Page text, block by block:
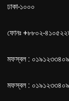
ঢাকা-১০০০
ফোনঃ +৮৮০২-
মফস্বল :
মফস্বল :